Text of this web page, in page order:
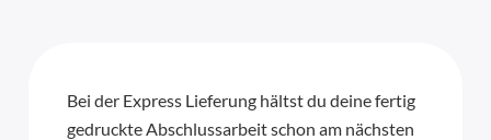
Bei der Express Lieferung hältst du deine fertig
gedruckte Abschlussarbeit schon am nächsten